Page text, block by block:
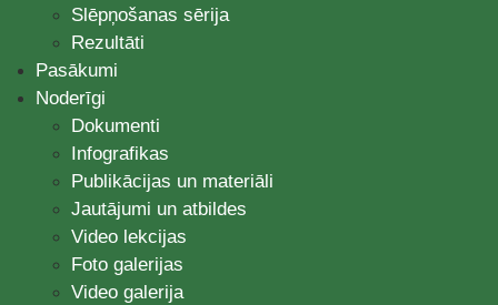
Slēpņošanas sērija
Rezultāti
Pasākumi
Noderīgi
Dokumenti
Infografikas
Publikācijas un materiāli
Jautājumi un atbildes
Video lekcijas
Foto galerijas
Video galerija